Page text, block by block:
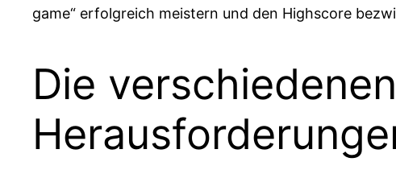
game“ erfolgreich meistern und den Highscore
Die